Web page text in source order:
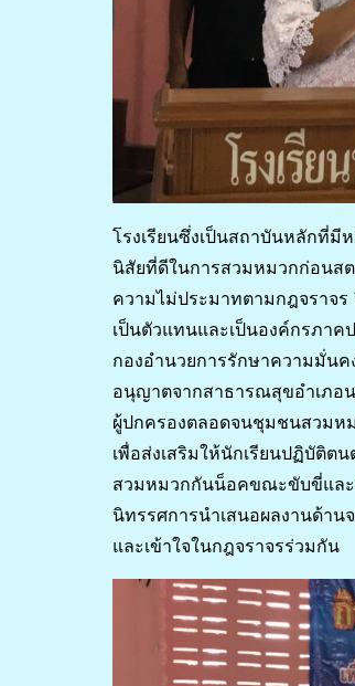
โรงเรียนซึ่งเป็นสถาบันหลักที่มี
นิสัยที่ดีในการสวมหมวกก่อนส
ความไม่ประมาทตามกฎจราจ
เป็นตัวแทนและเป็นองค์กรภา
กองอำนวยการรักษาความมั่น
อนุญาตจากสาธารณสุขอำเภอ
ผู้ปกครองตลอดจนชุมชนสวมห
เพื่อส่งเสริมให้นักเรียนปฏิบัติ
สวมหมวกกันน็อคขณะขับขี่และ
นิทรรศการนำเสนอผลงานด้า
และเข้าใจในกฎจราจรร่วมกัน